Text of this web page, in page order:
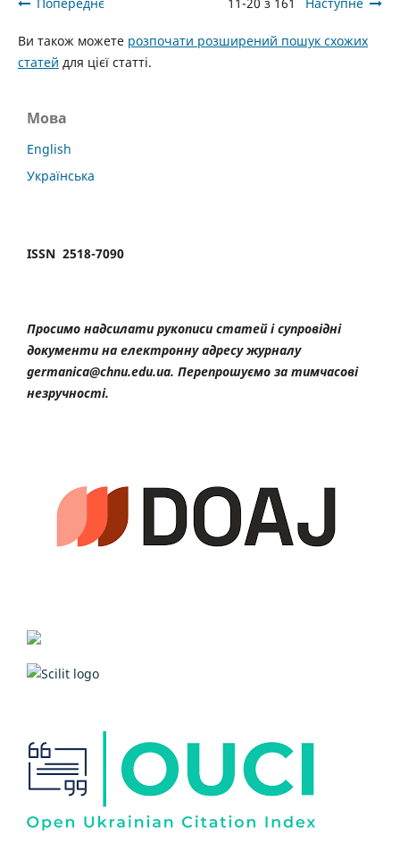
Ви також можете розпочати розширений пошук схожих
статей для цієї статті.
Мова
English
Українська
ISSN 2518-7090
Просимо надсилати рукописи статей і супровідні
документи на електронну адресу журналу
germanica@chnu.edu.ua. Перепрошуємо за тимчасові
незручності.